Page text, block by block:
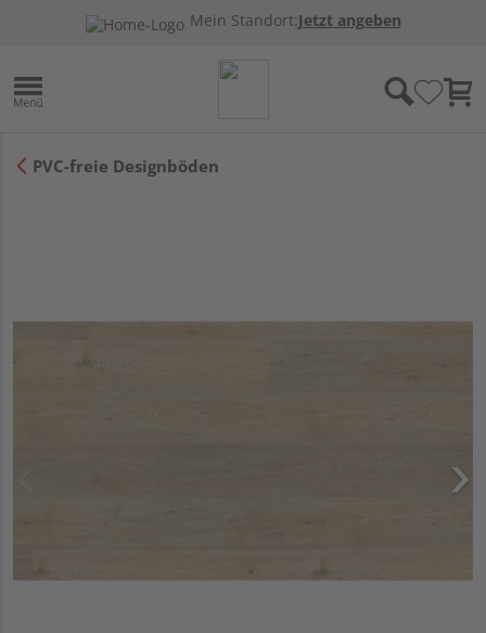
Mein Standort:Jetzt angeben
PVC-freie Designböden